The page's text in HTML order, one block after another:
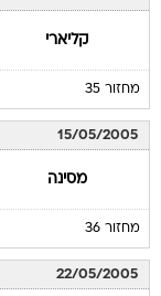
קליארי
מחזור 35
15/05/2005
מסינה
מחזור 36
22/05/2005